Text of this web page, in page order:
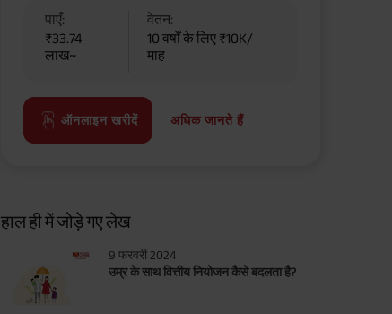
पाएँ:
₹33.74
लाख~
वेतन:
10 वर्षों के लिए ₹10K/
माह
ऑनलाइन खरीदें अधिक जानते हैं
हाल ही में जोड़े गए लेख
9 फरवरी 2024
उम्र के साथ वित्तीय नियोजन कैसे बदलता है?